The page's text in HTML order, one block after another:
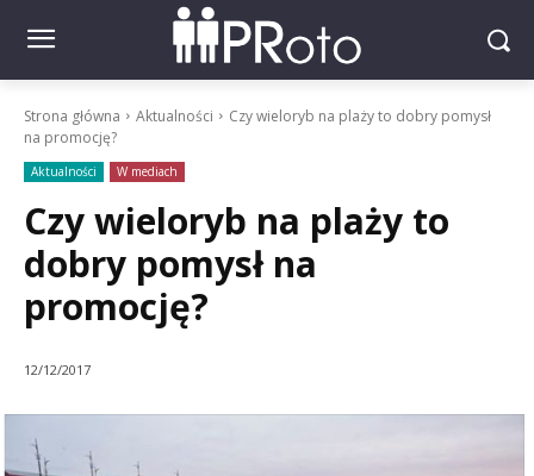
Strona główna Aktualności
Czy wieloryb na plaży to dobry pomysł
na promocję?
Aktualności W mediach
Czy wieloryb na plaży to
dobry pomysł na
promocję?
12/12/2017